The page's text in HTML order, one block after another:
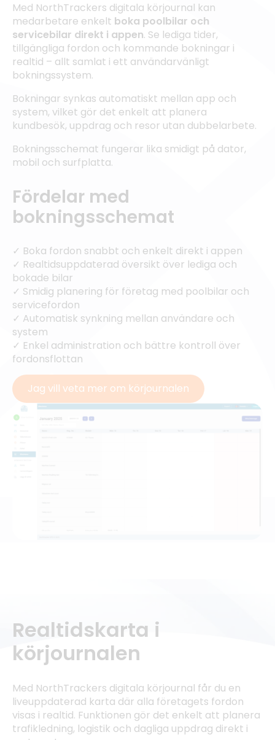
Med NorthTrackers digitala körjournal kan
medarbetare enkelt boka poolbilar och
servicebilar direkt i appen. Se lediga tider,
tillgängliga fordon och kommande bokningar i
realtid – allt samlat i ett användarvänligt
bokningssystem.
Bokningar synkas automatiskt mellan app och
system, vilket gör det enkelt att planera
kundbesök, uppdrag och resor utan dubbelarbete.
Bokningsschemat fungerar lika smidigt på dator,
mobil och surfplatta.
Fördelar med
bokningsschemat
✓ Boka fordon snabbt och enkelt direkt i appen
✓ Realtidsuppdaterad översikt över lediga och
bokade bilar
✓ Smidig planering för företag med poolbilar och
servicefordon
✓ Automatisk synkning mellan användare och
system
✓ Enkel administration och bättre kontroll över
fordonsflottan
Jag vill veta mer om körjournalen
Realtidskarta i
körjournalen
Med NorthTrackers digitala körjournal får du en
liveuppdaterad karta där alla företagets fordon
visas i realtid. Funktionen gör det enkelt att planera
trafikledning, logistik och dagliga uppdrag direkt i